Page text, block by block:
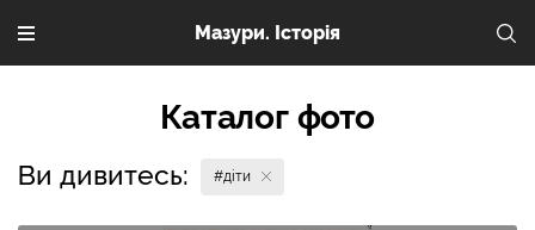
Мазури. Історія
Каталог фото
Ви дивитесь: #діти